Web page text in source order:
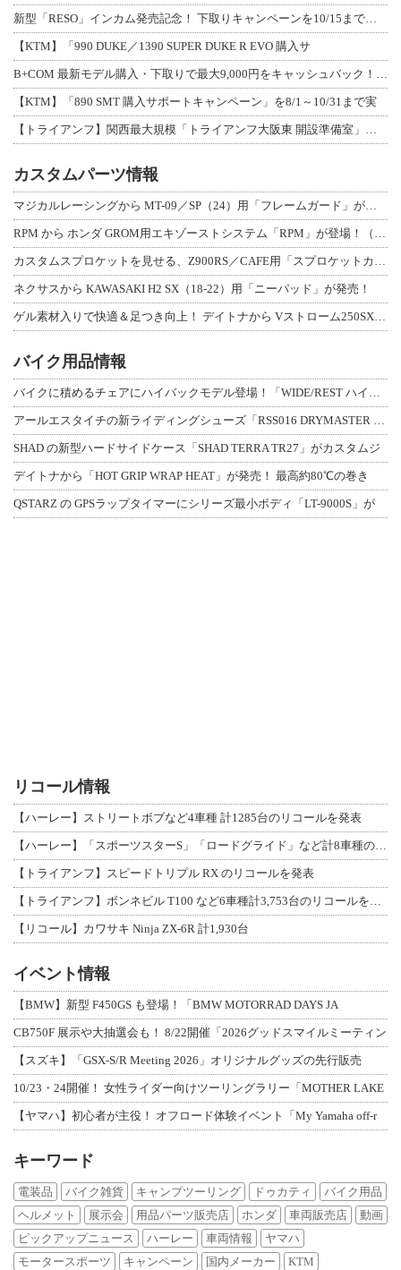
新型「RESO」インカム発売記念！ 下取りキャンペーンを10/15まで延長して開
【KTM】「990 DUKE／1390 SUPER DUKE R EVO 購入サ
B+COM 最新モデル購入・下取りで最大9,000円をキャッシュバック！「B+F
【KTM】「890 SMT 購入サポートキャンペーン」を8/1～10/31まで実
【トライアンフ】関西最大規模「トライアンフ大阪東 開設準備室」がオープン！ 限定
カスタムパーツ情報
マジカルレーシングから MT-09／SP（24）用「フレームガード」が登場！
RPM から ホンダ GROM用エキゾーストシステム「RPM」が登場！（動画あり
カスタムスプロケットを見せる、Z900RS／CAFE用「スプロケットカバーフルキ
ネクサスから KAWASAKI H2 SX（18-22）用「ニーパッド」が発売！
ゲル素材入りで快適＆足つき向上！ デイトナから Vストローム250SX用「快適ロ
バイク用品情報
バイクに積めるチェアにハイバックモデル登場！「WIDE/REST ハイバックチェ
アールエスタイチの新ライディングシューズ「RSS016 DRYMASTER スト
SHAD の新型ハードサイドケース「SHAD TERRA TR27」がカスタムジ
デイトナから「HOT GRIP WRAP HEAT」が発売！ 最高約80℃の巻き
QSTARZ の GPSラップタイマーにシリーズ最小ボディ「LT-9000S」が
リコール情報
【ハーレー】ストリートボブなど4車種 計1285台のリコールを発表
【ハーレー】「スポーツスターS」「ロードグライド」など計8車種のリコールを発表
【トライアンフ】スピードトリプル RX のリコールを発表
【トライアンフ】ボンネビル T100 など6車種計3,753台のリコールを発表
【リコール】カワサキ Ninja ZX-6R 計1,930台
イベント情報
【BMW】新型 F450GS も登場！「BMW MOTORRAD DAYS JA
CB750F 展示や大抽選会も！ 8/22開催「2026グッドスマイルミーティン
【スズキ】「GSX-S/R Meeting 2026」オリジナルグッズの先行販売
10/23・24開催！ 女性ライダー向けツーリングラリー「MOTHER LAKE
【ヤマハ】初心者が主役！ オフロード体験イベント「My Yamaha off-r
キーワード
電装品 バイク雑貨 キャンプツーリング ドゥカティ
バイク用品
ヘルメット
展示会 用品パーツ販売店 ホンダ 車両販売店
動画
ピックアップニュース
ハーレー 車両情報
ヤマハ
モータースポーツ
キャンペーン 国内メーカー KTM